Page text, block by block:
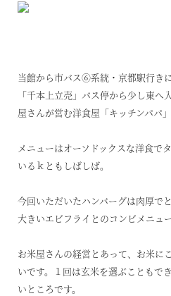
当館から市バス⑥系統・京都駅行き
「千本上立売」バス停から少し東
屋さんが営む洋食屋「キッチンパパ
メニューはオーソドックスな洋食で
いるｋともしばしば。
今回いただいたハンバーグは肉厚で
大きいエビフライとのコンビメニュ
お米屋さんの経営とあって、お米に
いです。１回は玄米を選ぶこともで
いところです。